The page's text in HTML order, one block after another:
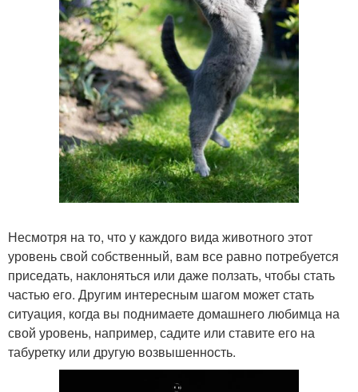
Несмотря на то, что у каждого вида животного этот
уровень свой собственный, вам все равно потребуется
приседать, наклоняться или даже ползать, чтобы стать
частью его. Другим интересным шагом может стать
ситуация, когда вы поднимаете домашнего любимца на
свой уровень, например, садите или ставите его на
табуретку или другую возвышенность.